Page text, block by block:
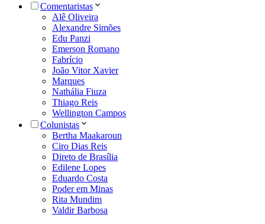
Comentaristas
Alê Oliveira
Alexandre Simões
Edu Panzi
Emerson Romano
Fabrício
João Vitor Xavier
Marques
Nathália Fiuza
Thiago Reis
Wellington Campos
Colunistas
Bertha Maakaroun
Ciro Dias Reis
Direto de Brasília
Edilene Lopes
Eduardo Costa
Poder em Minas
Rita Mundim
Valdir Barbosa